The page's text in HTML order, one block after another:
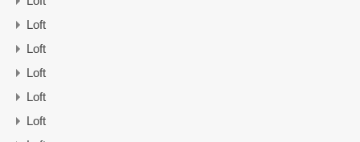
Loft
Loft
Loft
Loft
Loft